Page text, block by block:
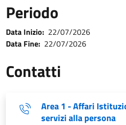
Periodo
Data Inizio: 22/07/2026
Data Fine: 22/07/2026
Contatti
Area 1 - Affari
servizi alla persona